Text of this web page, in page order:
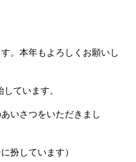
。本年もよろしくお願いし
ています。
いさつをいただきまし
扮しています）